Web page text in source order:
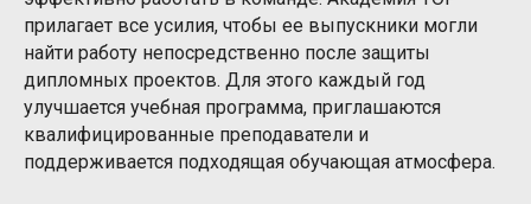
прилагает все усилия, чтобы ее выпускники могли
найти работу непосредственно после защиты
дипломных проектов. Для этого каждый год
улучшается учебная программа, приглашаются
квалифицированные преподаватели и
поддерживается подходящая обучающая атмосфера.